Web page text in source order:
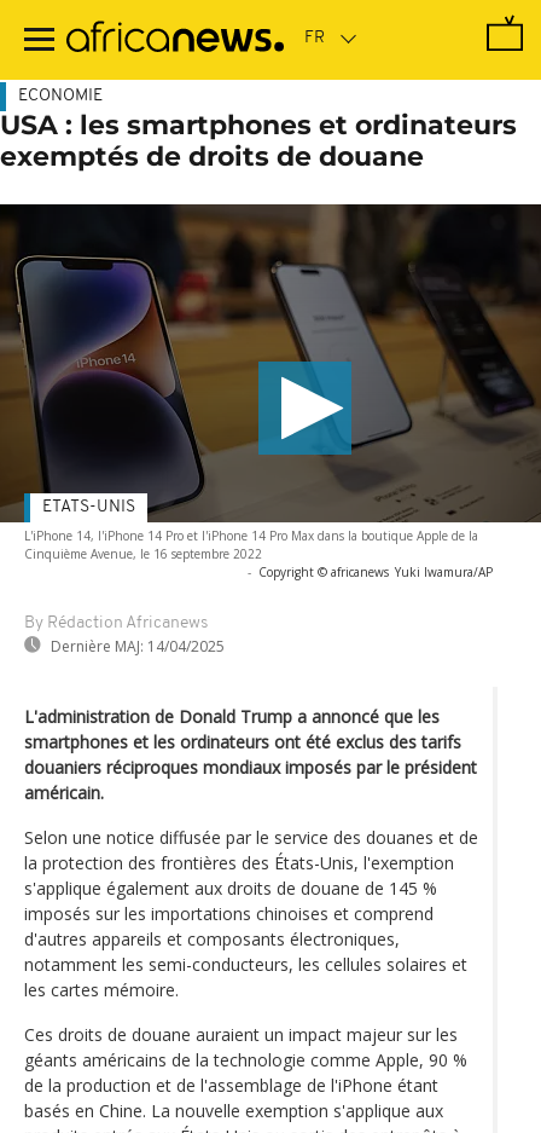
contenu
ECONOMIE
USA : les smartphones et ordinateurs
exemptés de droits de douane
L'iPhone 14, l'iPhone 14 Pro et l'iPhone 14 Pro Max dans la boutique Apple de la
Cinquième Avenue, le 16 septembre 2022
- Copyright © africanews Yuki Iwamura/AP
By Rédaction Africanews
Dernière MAJ: 14/04/2025
ETATS-UNIS
L'administration de Donald Trump a annoncé que les
smartphones et les ordinateurs ont été exclus des tarifs
douaniers réciproques mondiaux imposés par le président
américain.
Selon une notice diffusée par le service des douanes et de
la protection des frontières des États-Unis, l'exemption
s'applique également aux droits de douane de 145 %
imposés sur les importations chinoises et comprend
d'autres appareils et composants électroniques,
notamment les semi-conducteurs, les cellules solaires et
les cartes mémoire.
Ces droits de douane auraient un impact majeur sur les
géants américains de la technologie comme Apple, 90 %
de la production et de l'assemblage de l'iPhone étant
basés en Chine. La nouvelle exemption s'applique aux